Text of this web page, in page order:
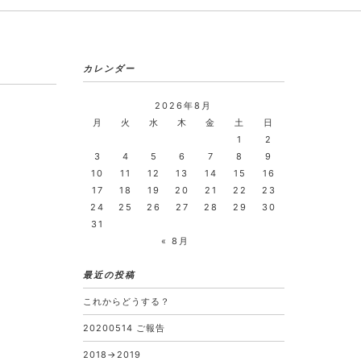
カレンダー
2026年8月
月
火 水 木 金 土
日
1
2
3
4 5 6 7 8
9
10
11 12 13 14 15
16
17
18 19 20 21 22
23
24
25 26 27 28 29
30
31
« 8月
最近の投稿
これからどうする？
20200514 ご報告
2018→2019